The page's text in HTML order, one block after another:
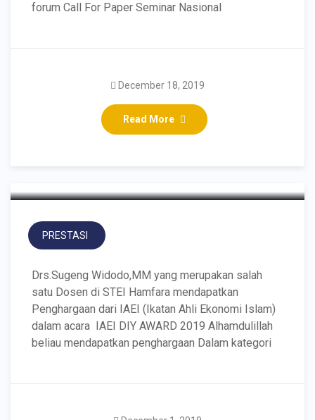
forum Call For Paper Seminar Nasional
Read More
December 18, 2019
Dosen STEI Hamfara Raih
PRESTASI
Drs.Sugeng Widodo,MM yang merupakan salah
satu Dosen di STEI Hamfara mendapatkan
Penghargaan dari IAEI (Ikatan Ahli Ekonomi Islam)
dalam acara IAEI DIY AWARD 2019 Alhamdulillah
beliau mendapatkan penghargaan Dalam kategori